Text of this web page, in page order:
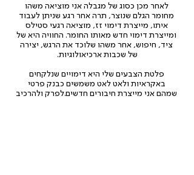
לאחר מכן כסוג של מגבלה אני מוציאה משהו
מחומר הגלם שנוצר, תרה אחר רגע שניתן לעבוד
איתו, מייצרת דימוי זז, מוציאה רגעי סטילס
ומייצרת דימוי חדש מאותו החומר. החוויה היא של
ציד, חיפוש, אחר משהו שלוכד את הרגש, יצירה
של שכבות ארכיאולוגיות.
פלטת הצבעים שלי היא דימויים שנלקחים
באקראיות ולאט לאט משמשים כבנק פרטי
שמהם אני מייצרת חיבורים חדשים.לפרק ולהרכיב